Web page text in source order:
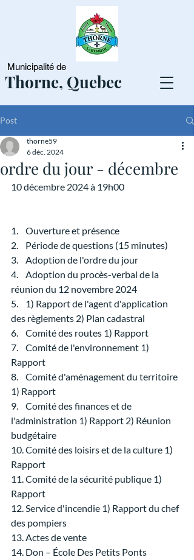
Municipalité de
Thorne, Quebec
Post
ordre du jour - décembre
thorne59
6 déc. 2024
10 décembre 2024 à 19h00
1.    Ouverture et présence
2.    Période de questions (15 minutes)
3.    Adoption de l'ordre du jour
4.    Adoption du procès-verbal de la
réunion du 12 novembre 2024
5.    1) Rapport de l'agent d'application
des règlements 2) Plan cadastral
6.    Comité des routes 1) Rapport
7.    Comité de l'environnement 1)
Rapport
8.    Comité d'aménagement du territoire
1) Rapport
9.    Comité des finances et de
l'administration 1) Rapport 2) Réunion
budgétaire
10. Comité des loisirs et de la culture 1)
Rapport
11. Comité de la sécurité publique 1)
Rapport
12. Service d'incendie 1) Rapport du chef
des pompiers
13. Actes de vente
14. Don – École Des Petits Ponts